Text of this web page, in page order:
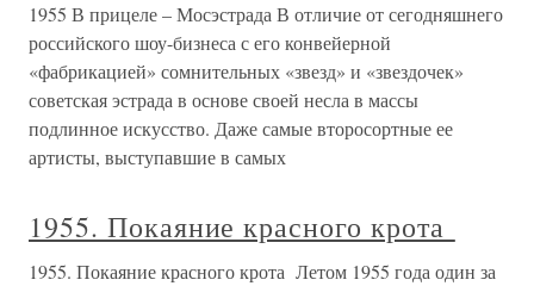
1955 В прицеле – Мосэстрада В отличие от сегодняшнего
российского шоу-бизнеса с его конвейерной
«фабрикацией» сомнительных «звезд» и «звездочек»
советская эстрада в основе своей несла в массы
подлинное искусство. Даже самые второсортные ее
артисты, выступавшие в самых
1955. Покаяние красного крота
1955. Покаяние красного крота Летом 1955 года один за